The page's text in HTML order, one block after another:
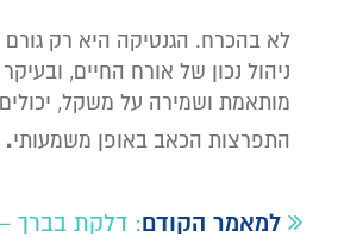
לא בהכרח. הגנטיקה היא רק גורם
ניהול נכון של אורח החיים,
מותאמת ושמירה על משקל,
התפרצות הכאב באופן משמעותי.
למאמר הקודם: דלקת בברך